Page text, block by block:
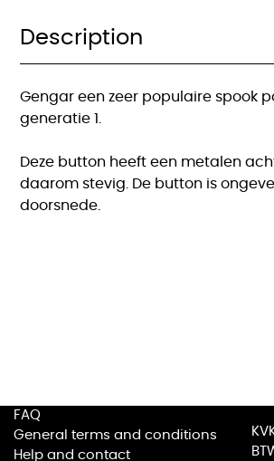
Description
Gengar een zeer populaire spook
generatie 1.
Deze button heeft een metalen
daarom stevig. De button is
doorsnede.
FAQ
General terms and conditions
Help and contact